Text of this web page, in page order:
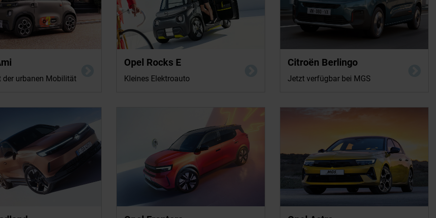
in kWh/100km: 8 kWh (kombiniert);
km: 0 (kombiniert); CO2-Effizienz:
der urbanen Mobilität
Energieverbrauch in kWh/100km: 7.2 kWh (kombiniert);
CO2-Emission in g/km: 0 (kombiniert); CO2-Effizienz:
Opel Rocks E
Kleines Elektroauto
Citroën Berlingo
Jetzt verfügbar bei MGS